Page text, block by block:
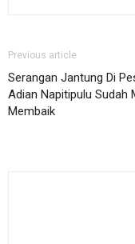
Previous article
Serangan Jantung Di
Adian Napitipulu Sudah
Membaik